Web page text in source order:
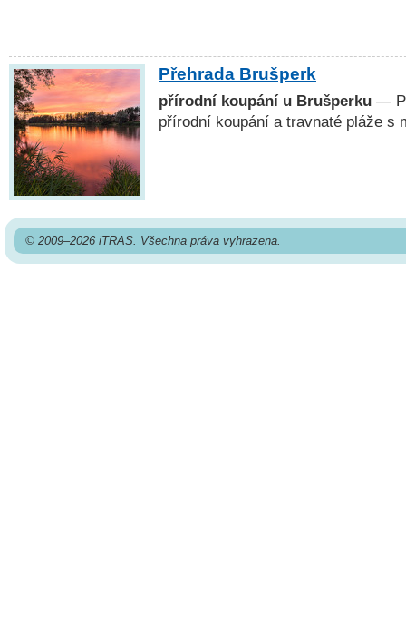
Přehrada Brušperk
přírodní koupání u Brušperku —
přírodní koupání a travnaté pláže s
© 2009–2026 iTRAS. Všechna práva vyhrazena.